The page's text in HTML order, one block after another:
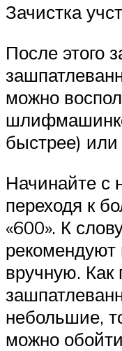
Зачистка
После этого
можно
быстрее)
Начинайте с
переходя к
«600». К
рекомендуют
вручную. Как
небольшие,
можно